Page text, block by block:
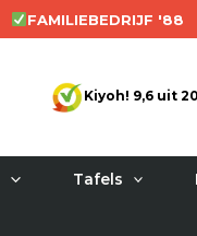
FAMILIEBEDRIJF '88
Kiyoh! 9,6 uit
Tafels